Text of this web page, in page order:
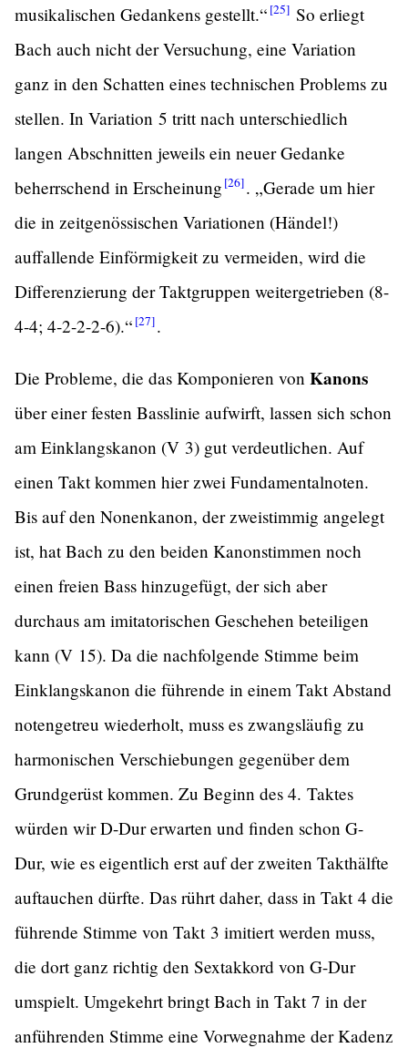
musikalischen Gedankens gestellt.“ [25] So erliegt
Bach auch nicht der Versuchung, eine Variation
ganz in den Schatten eines technischen Problems zu
stellen. In Variation 5 tritt nach unterschiedlich
langen Abschnitten jeweils ein neuer Gedanke
beherrschend in Erscheinung [26]. „Gerade um hier
die in zeitgenössischen Variationen (Händel!)
auffallende Einförmigkeit zu vermeiden, wird die
Differenzierung der Taktgruppen weitergetrieben (8-
4-4; 4-2-2-2-6).“ [27].
Die Probleme, die das Komponieren von Kanons
über einer festen Basslinie aufwirft, lassen sich schon
am Einklangskanon (V 3) gut verdeutlichen. Auf
einen Takt kommen hier zwei Fundamentalnoten.
Bis auf den Nonenkanon, der zweistimmig angelegt
ist, hat Bach zu den beiden Kanonstimmen noch
einen freien Bass hinzugefügt, der sich aber
durchaus am imitatorischen Geschehen beteiligen
kann (V 15). Da die nachfolgende Stimme beim
Einklangskanon die führende in einem Takt Abstand
notengetreu wiederholt, muss es zwangsläufig zu
harmonischen Verschiebungen gegenüber dem
Grundgerüst kommen. Zu Beginn des 4. Taktes
würden wir D-Dur erwarten und finden schon G-
Dur, wie es eigentlich erst auf der zweiten Takthälfte
auftauchen dürfte. Das rührt daher, dass in Takt 4 die
führende Stimme von Takt 3 imitiert werden muss,
die dort ganz richtig den Sextakkord von G-Dur
umspielt. Umgekehrt bringt Bach in Takt 7 in der
anführenden Stimme eine Vorwegnahme der Kadenz